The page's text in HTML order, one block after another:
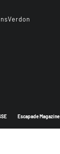
Escapade Magazine